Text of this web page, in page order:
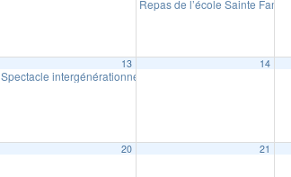
Repas de l’école Sainte Famille
13
Spectacle intergénérationnel
14
20 21